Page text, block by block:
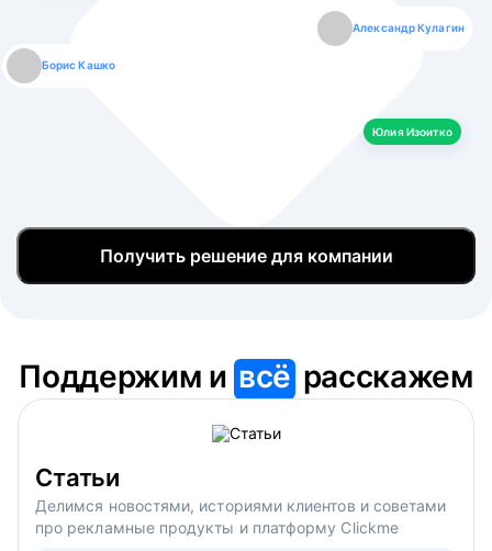
Борис Кашко
Александр Кулагин
Юлия Изоитко
Юлия Изоитко
Даниил Макаров
Александр Кулагин
Екатерина Лазаренко
Даниил Макаров
Борис Кашко
Екатерина Лазаренко
Юлия Изоитко
Получить решение для компании
Поддержим ивсё расскажем
Статьи
Делимся новостями, историями клиентов и советами
про рекламные продукты и платформу Clickme